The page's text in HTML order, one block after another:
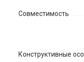
Совместимость
Конструктивные